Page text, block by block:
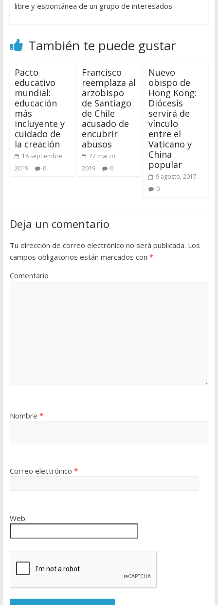
libre y espontánea de un grupo de interesados.
También te puede gustar
Pacto
educativo
mundial:
educación
más
incluyente y
cuidado de
la creación
18 septiembre,
2019
0
Francisco
reemplaza al
arzobispo
de Santiago
de Chile
acusado de
encubrir
abusos
27 marzo,
2019
0
Nuevo
obispo de
Hong Kong:
Diócesis
servirá de
vínculo
entre el
Vaticano y
China
popular
9 agosto, 2017
0
Deja un comentario
Tu dirección de correo electrónico no será publicada. Los
campos obligatorios están marcados con *
Comentario
Nombre *
Correo electrónico *
Web